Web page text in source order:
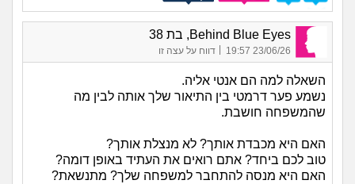
Behind Blue Eyes, בת 38
23/06/26 19:57 דווח על עצה זו
השאלה למה הם אנטי אליה.
נשמע פער דרמטי בין התיאור שלך אותה לבין מה
שהמשפחה חושבת.
האם היא מכבדת אותך? לא מנצלת אותך?
טוב לכם ביחד? אתם רואים את העתיד באופן דומה?
האם היא מנסה להתחבר למשפחה שלך? מתנשאת?